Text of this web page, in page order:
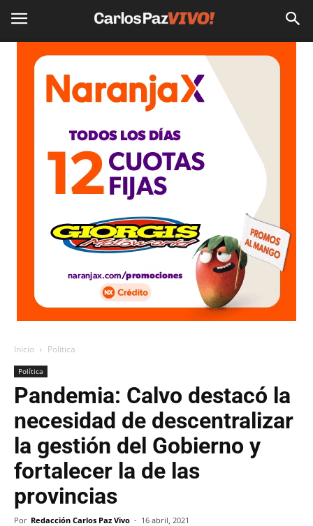
Inicio Política
Política
Pandemia: Calvo destacó la
necesidad de descentralizar
la gestión del Gobierno y
fortalecer la de las
provincias
Por Redacción Carlos Paz Vivo - 16 abril, 2021